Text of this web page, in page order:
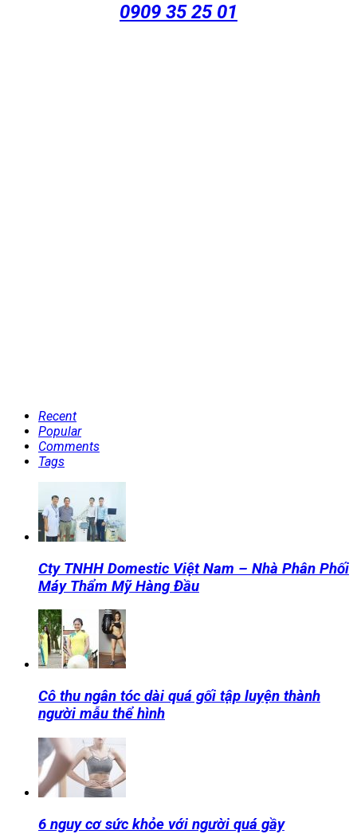
0909 35 25 01
Recent
Popular
Comments
Tags
Cty TNHH Domestic Việt Nam – Nhà Phân Phối
Máy Thẩm Mỹ Hàng Đầu
Cô thu ngân tóc dài quá gối tập luyện thành
người mẫu thể hình
6 nguy cơ sức khỏe với người quá gầy